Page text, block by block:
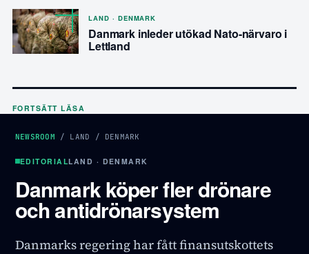
LAND · DENMARK
Danmark inleder utökad Nato-närvaro i
Lettland
FORTSÄTT LÄSA
NEWSROOM / LAND / DENMARK
EDITORIALLAND · DENMARK
Danmark köper fler drönare
och antidrönarsystem
Danmarks regering har fått finansutskottets